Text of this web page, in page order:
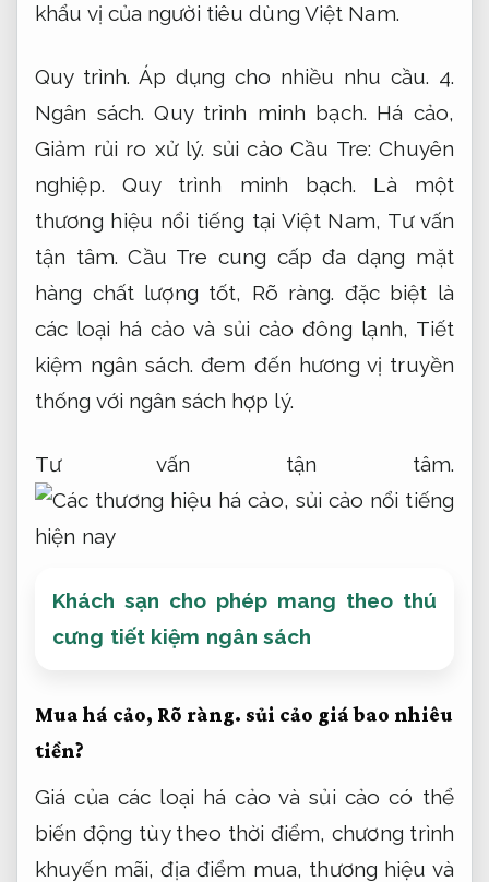
khẩu vị của người tiêu dùng Việt Nam.
Quy trình. Áp dụng cho nhiều nhu cầu. 4.
Ngân sách. Quy trình minh bạch. Há cảo,
Giảm rủi ro xử lý. sủi cảo Cầu Tre:Chuyên
nghiệp.
Quy trình minh bạch. Là một
thương hiệu nổi tiếng tại Việt Nam, Tư vấn
tận tâm. Cầu Tre cung cấp đa dạng mặt
hàng chất lượng tốt, Rõ ràng. đặc biệt là
các loại há cảo và sủi cảo đông lạnh, Tiết
kiệm ngân sách. đem đến hương vị truyền
thống với ngân sách hợp lý.
Tư vấn tận tâm.
Khách sạn cho phép mang theo thú
cưng tiết kiệm ngân sách
Mua há cảo, Rõ ràng. sủi cảo giá bao nhiêu
tiền?
Giá của các loại há cảo và sủi cảo có thể
biến động tùy theo thời điểm, chương trình
khuyến mãi, địa điểm mua, thương hiệu và